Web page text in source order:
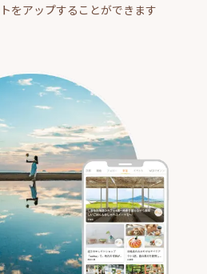
をアップすることができます